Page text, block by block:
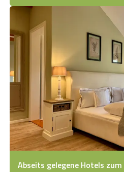
Abseits gelegene Hotels